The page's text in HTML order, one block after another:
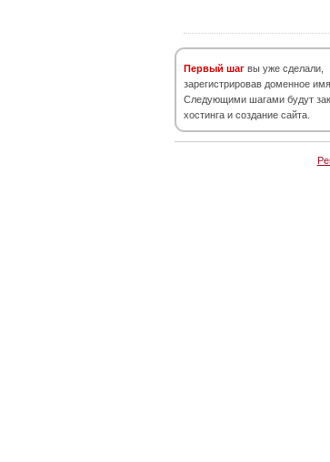
Первый шаг вы уже сделали,
зарегистрировав доменное имя.
Следующими шагами будут
хостинга и создание сайта.